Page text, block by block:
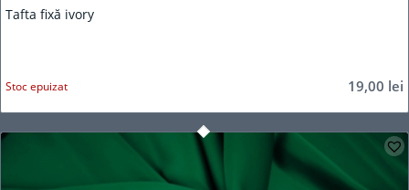
Tafta fixă ivory
19,00 lei
Stoc epuizat